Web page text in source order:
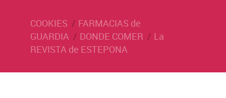
COOKIES
FARMACIAS de
GUARDIA
DONDE COMER
La
REVISTA de ESTEPONA